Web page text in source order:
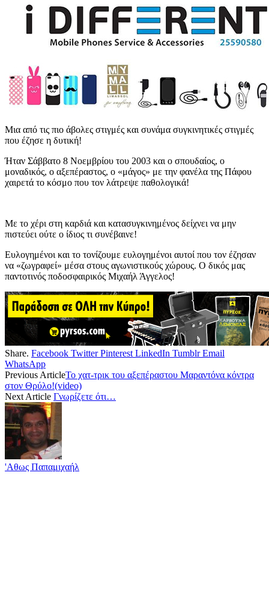
Μια από τις πιο άβολες στιγμές και συνάμα συγκινητικές στιγμές
που έζησε η δυτική!
Ήταν Σάββατο 8 Νοεμβρίου του 2003 και ο σπουδαίος, ο
μοναδικός, ο αξεπέραστος, ο «μάγος» με την φανέλα της Πάφου
χαιρετά το κόσμο που τον λάτρεψε παθολογικά!
Με το χέρι στη καρδιά και κατασυγκινημένος δείχνει να μην
πιστεύει ούτε ο ίδιος τι συνέβαινε!
Ευλογημένοι και το τονίζουμε ευλογημένοι αυτοί που τον έζησαν
να «ζωγραφεί» μέσα στους αγωνιστικούς χώρους. Ο δικός μας
παντοτινός ποδοσφαιρικός Μιχαήλ Άγγελος!
Share. Facebook Twitter Pinterest LinkedIn Tumblr Email
WhatsApp
Previous ArticleΤο χατ-τρικ του αξεπέραστου Μαραντόνα κόντρα
στον Θρύλο!(video)
Next Article Γνωρίζετε ότι…
'Αθως Παπαμιχαήλ